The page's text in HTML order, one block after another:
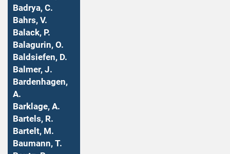
Badrya, C.
Bahrs, V.
Balack, P.
Balagurin, O.
Baldsiefen, D.
Balmer, J.
Bardenhagen,
A.
Barklage, A.
Bartels, R.
Bartelt, M.
Baumann, T.